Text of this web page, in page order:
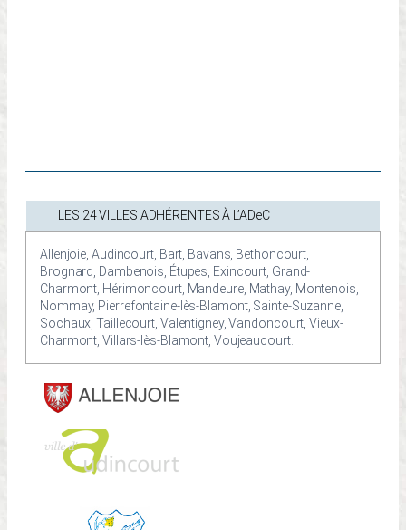
LES 24 VILLES ADHÉRENTES À L’ADeC
Allenjoie, Audincourt, Bart, Bavans, Bethoncourt,
Brognard, Dambenois, Étupes, Exincourt, Grand-
Charmont, Hérimoncourt, Mandeure, Mathay, Montenois,
Nommay, Pierrefontaine-lès-Blamont, Sainte-Suzanne,
Sochaux, Taillecourt, Valentigney, Vandoncourt, Vieux-
Charmont, Villars-lès-Blamont, Voujeaucourt.